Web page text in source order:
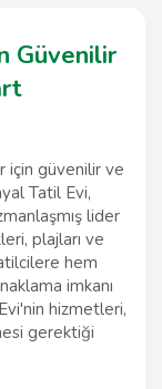
Güvenilir
için güvenilir ve
Tatil Evi,
lider
plajları ve
hem
imkanı
hizmetleri,
gerektiği